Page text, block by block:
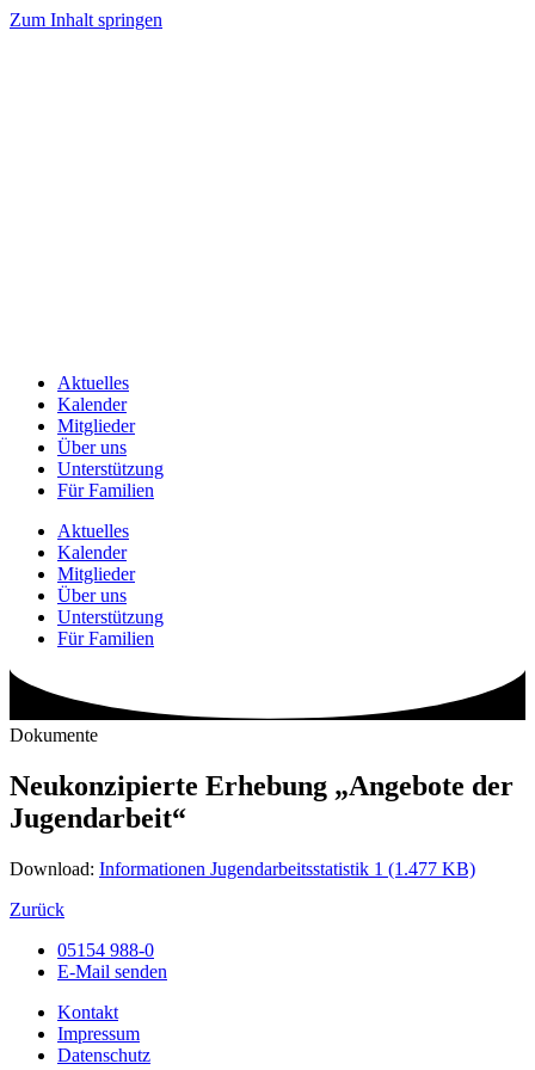
Zum Inhalt springen
Aktuelles
Kalender
Mitglieder
Über uns
Unterstützung
Für Familien
Aktuelles
Kalender
Mitglieder
Über uns
Unterstützung
Für Familien
Dokumente
Neukonzipierte Erhebung „Angebote der
Jugendarbeit“
Download: Informationen Jugendarbeitsstatistik 1 (1.477 KB)
Zurück
05154 988-0
E-Mail senden
Kontakt
Impressum
Datenschutz